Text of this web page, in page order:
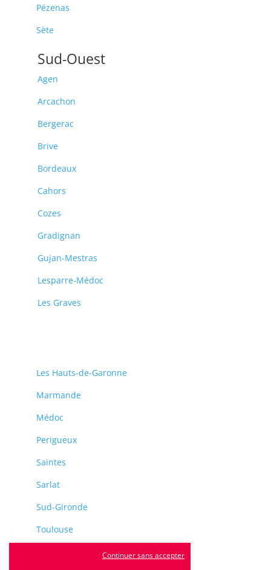
Pézenas
Sète
Sud-Ouest
Agen
Arcachon
Bergerac
Brive
Bordeaux
Cahors
Cozes
Gradignan
Gujan-Mestras
Lesparre-Médoc
Les Graves
Les Hauts-de-Garonne
Marmande
Médoc
Perigueux
Saintes
Sarlat
Sud-Gironde
Toulouse
Continuer sans accepter